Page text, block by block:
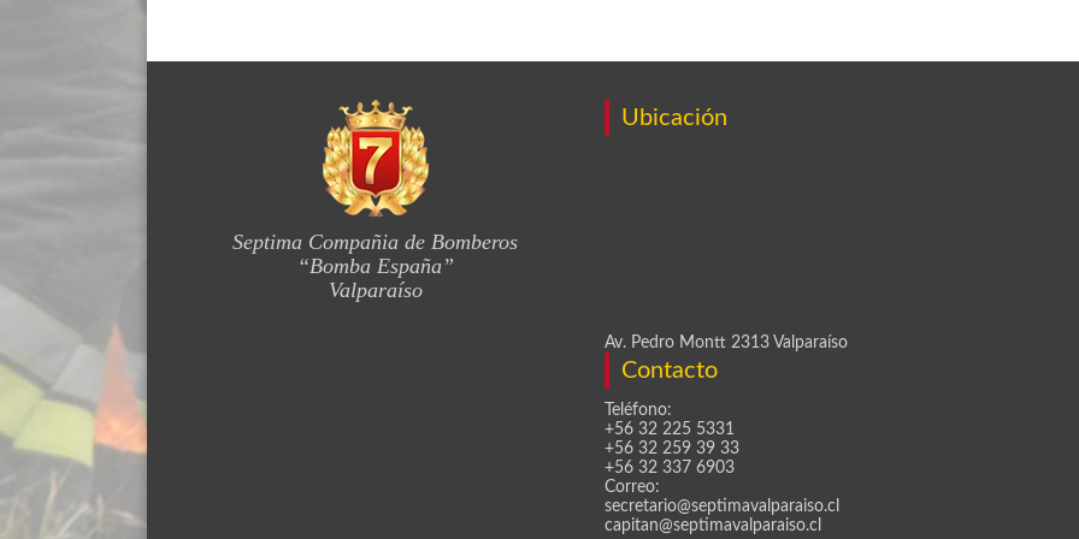
Septima Compañia de Bomberos
“Bomba España”
Valparaíso
Ubicación
Av. Pedro Montt 2313 Valparaíso
Contacto
Teléfono:
+56 32 225 5331
+56 32 259 39 33
+56 32 337 6903
Correo:
secretario@septimavalparaiso.cl
capitan@septimavalparaiso.cl